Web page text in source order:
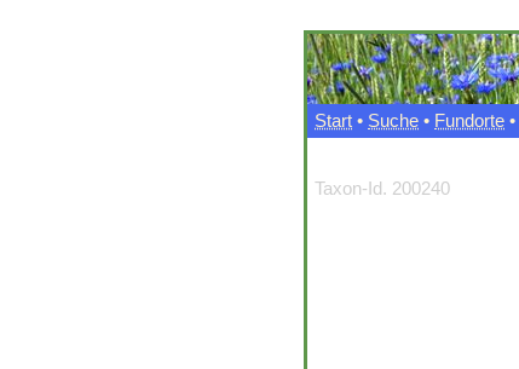
Start • Suche • Fundorte •
Taxon-Id. 200240